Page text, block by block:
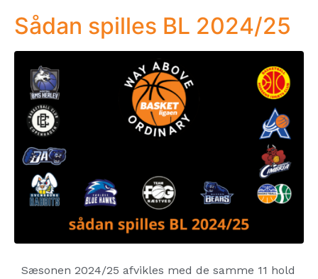
Sådan spilles BL 2024/25
Sæsonen 2024/25 afvikles med de samme 11 hold